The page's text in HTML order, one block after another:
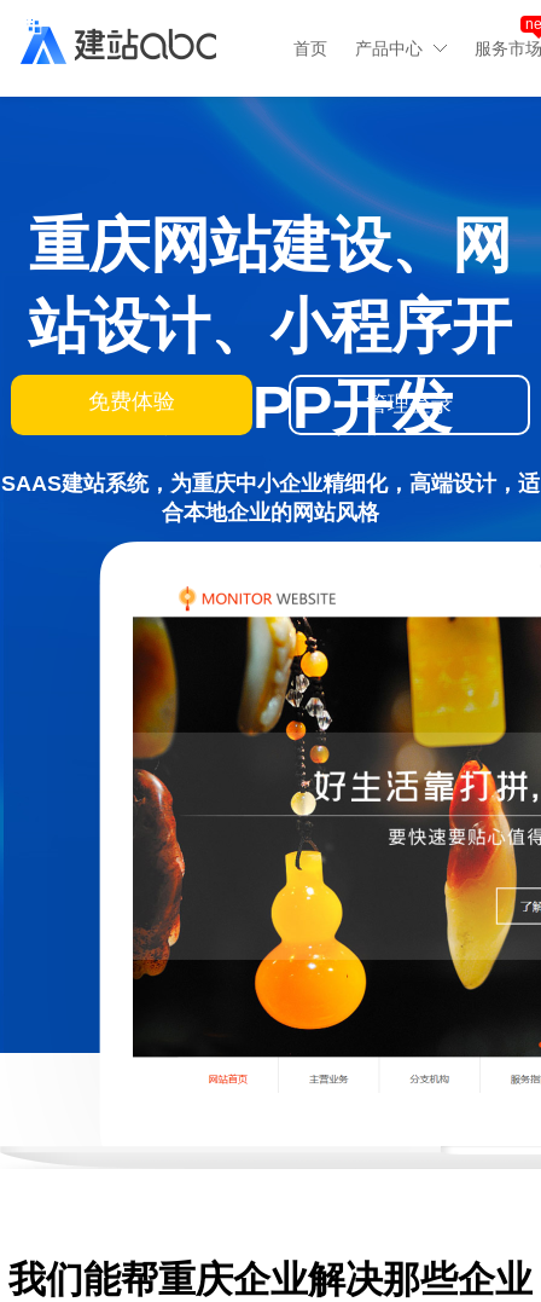
首页 产品中心 服务市场
重庆网站建设、网
站设计、小程序开
发、APP开发
SAAS建站系统，为重庆中小企业精细化，高端设计，适
合本地企业的网站风格
免费体验 管理登录
我们能帮重庆企业解决那些企业